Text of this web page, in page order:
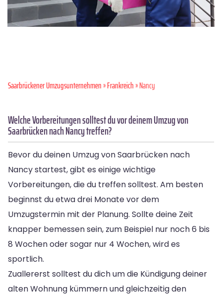
Saarbrückener Umzugsunternehmen»Frankreich» Nancy
Welche Vorbereitungen solltest du vor deinem Umzug von
Saarbrücken nach Nancy treffen?
Bevor du deinen Umzug von Saarbrücken nach
Nancy startest, gibt es einige wichtige
Vorbereitungen, die du treffen solltest. Am besten
beginnst du etwa drei Monate vor dem
Umzugstermin mit der Planung. Sollte deine Zeit
knapper bemessen sein, zum Beispiel nur noch 6 bis
8 Wochen oder sogar nur 4 Wochen, wird es
sportlich.
Zuallererst solltest du dich um die Kündigung deiner
alten Wohnung kümmern und gleichzeitig den